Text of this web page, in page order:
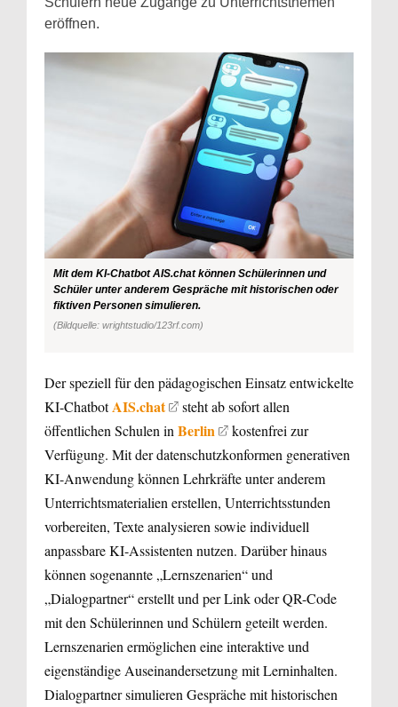
eröffnen.
Mit dem KI-Chatbot AIS.chat können Schülerinnen und
Schüler unter anderem Gespräche mit historischen oder
fiktiven Personen simulieren.
(Bildquelle: wrightstudio/123rf.com)
Der speziell für den pädagogischen Einsatz entwickelte
KI-ChatbotAIS.chat
steht ab sofort allen
öffentlichen Schulen in Berlin
kostenfrei zur
Verfügung. Mit der datenschutzkonformen generativen
KI-Anwendung können Lehrkräfte unter anderem
Unterrichtsmaterialien erstellen, Unterrichtsstunden
vorbereiten, Texte analysieren sowie individuell
anpassbare KI-Assistenten nutzen. Darüber hinaus
können sogenannte „Lernszenarien“ und
„Dialogpartner“ erstellt und per Link oder QR-Code
mit den Schülerinnen und Schülern geteilt werden.
Lernszenarien ermöglichen eine interaktive und
eigenständige Auseinandersetzung mit Lerninhalten.
Dialogpartner simulieren Gespräche mit historischen